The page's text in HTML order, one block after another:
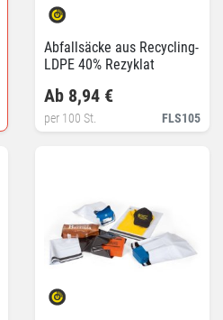
Abfallsäcke aus Recycling-
LDPE 40% Rezyklat
FLS105
Ab 8,94 €
per 100 St.